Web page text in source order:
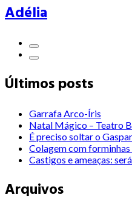
Adélia
Últimos posts
Garrafa Arco-Íris
Natal Mágico – Teatro
É preciso soltar o
Colagem com forminhas
Castigos e ameaças:
Arquivos